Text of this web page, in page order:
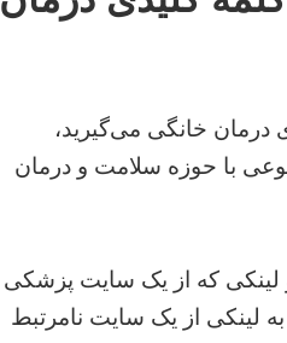
درمان خانگی می‌گیرید،
با حوزه سلامت و درمان
که از یک سایت پزشکی
لینکی از یک سایت نامرتبط